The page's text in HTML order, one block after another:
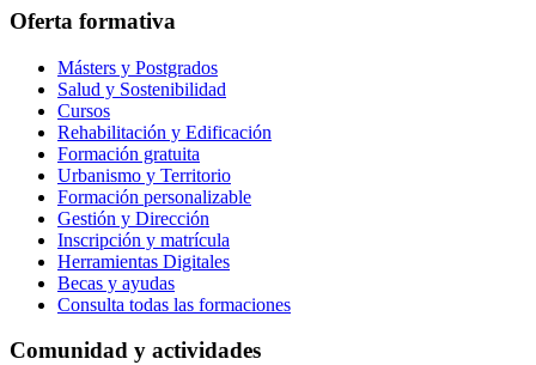
Oferta formativa
Másters y Postgrados
Salud y Sostenibilidad
Cursos
Rehabilitación y Edificación
Formación gratuita
Urbanismo y Territorio
Formación personalizable
Gestión y Dirección
Inscripción y matrícula
Herramientas Digitales
Becas y ayudas
Consulta todas las formaciones
Comunidad y actividades